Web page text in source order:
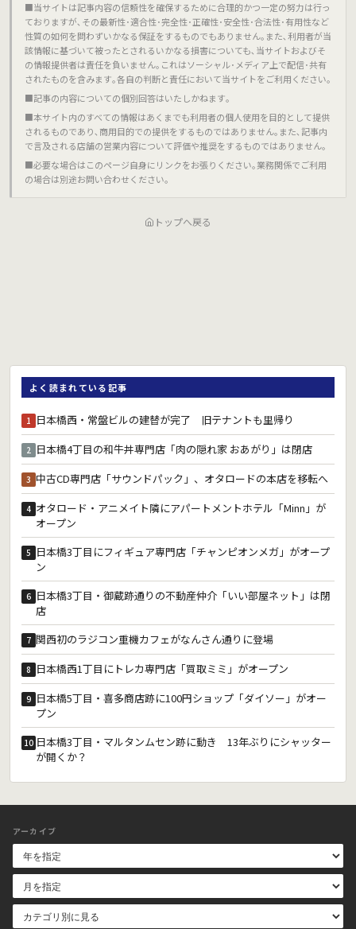
■当サイトは記事内容の信頼性を確保するために合理的かつ一定の努力は行っ
ておりますが､その最新性･適合性･完全性･正確性･安全性･合法性･有用性など
性質の如何を問わずいかなる保証をするものでもありません｡また､利用者が当
該情報に基づいて被ったとされるいかなる損害についても､当サイトおよびそ
の情報提供者は責任を負いません｡これはソーシャル･メディア上で配信･共有
されたものを含みます｡各自の判断と責任において当サイトをご利用ください｡
■記事の内容についての個別回答はいたしかねます｡
■本サイト内のすべての情報はあくまでも利用者の個人使用を目的として提供
されるものであり､商用目的での提供をするものではありません｡また､記事内
で言及される店舗の営業内容について評価や推奨をするものではありません｡
■必要な場合はこのページ自身にリンクをお張りください｡業務関係でご利用
の場合は別途お問い合わせください｡
トップへ戻る
よく読まれている記事
1 日本橋西・常盤ビルの建替が完了 旧テナントも里帰り
2 日本橋4丁目の和牛丼専門店「肉の隠れ家 おあがり」は閉店
3 中古CD専門店「サウンドパック」、オタロードの本店を移転へ
4 オタロード・アニメイト隣にアパートメントホテル「Minn」が
オープン
5 日本橋3丁目にフィギュア専門店「チャンピオンメガ」がオープ
ン
6 日本橋3丁目・御蔵跡通りの不動産仲介「いい部屋ネット」は閉
店
7 関西初のラジコン重機カフェがなんさん通りに登場
8 日本橋西1丁目にトレカ専門店「買取ミミ」がオープン
9 日本橋5丁目・喜多商店跡に100円ショップ「ダイソー」がオー
プン
10 日本橋3丁目・マルタンムセン跡に動き 13年ぶりにシャッター
が開くか？
アーカイブ